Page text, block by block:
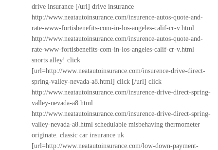
drive insurance [/url] drive insurance
http://www.neatautoinsurance.com/insurence-autos-quote-and-
rate-www-fortisbenefits-com-in-los-angeles-calif-cr-v.html
http://www.neatautoinsurance.com/insurence-autos-quote-and-
rate-www-fortisbenefits-com-in-los-angeles-calif-cr-v.html
snorts alley! click
[url=http://www.neatautoinsurance.com/insurence-drive-direct-
spring-valley-nevada-a8.html] click [/url] click
http://www.neatautoinsurance.com/insurence-drive-direct-spring-
valley-nevada-a8.html
http://www.neatautoinsurance.com/insurence-drive-direct-spring-
valley-nevada-a8.html schedulable misbehaving thermometer
originate. classic car insurance uk
[url=http://www.neatautoinsurance.com/low-down-payment-